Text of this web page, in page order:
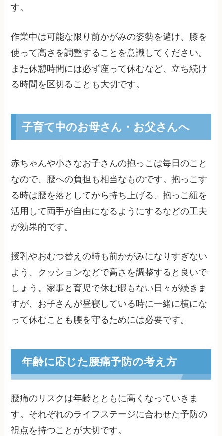
す。
作業中は可能な限り前かがみの姿勢を避け、膝を
使って高さを調整することを意識してください。
また休憩時間には必ず座って休むなど、立ち続け
る時間を区切ることも大切です。
子育て中のお母さん・お父さんへ
赤ちゃんや小さなお子さんの抱っこは毎日のこと
なので、腰への負担も相当なものです。抱っこす
る時は腰を落としてから持ち上げる、抱っこ紐を
活用して両手が自由になるようにするなどの工夫
が効果的です。
授乳やおむつ替えの時も前かがみになりすぎない
よう、クッションなどで高さを調整すると良いで
しょう。家事と育児で休む暇もない日々が続きま
すが、お子さんが昼寝している時に一緒に横にな
って休むことも腰を守るためには必要です。
年齢に応じた腰痛予防の考え方
腰痛のリスクは年齢とともに高くなっていきま
す。それぞれのライフステージに合わせた予防の
視点を持つことが大切です。